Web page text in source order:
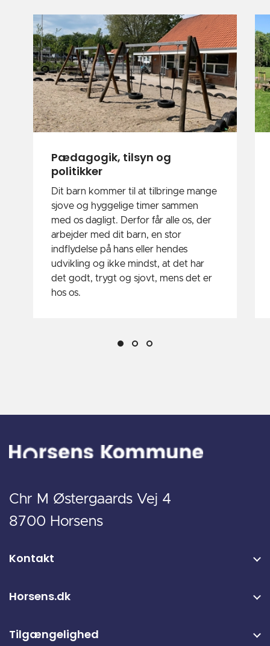
Pædagogik, tilsyn og
politikker
Dit barn kommer til at tilbringe mange
sjove og hyggelige timer sammen
med os dagligt. Derfor får alle os, der
arbejder med dit barn, en stor
indflydelse på hans eller hendes
udvikling og ikke mindst, at det har
det godt, trygt og sjovt, mens det er
hos os.
Chr M Østergaards Vej 4
8700 Horsens
Kontakt
Horsens.dk
Tilgængelighed